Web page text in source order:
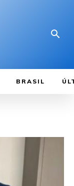
BRASIL